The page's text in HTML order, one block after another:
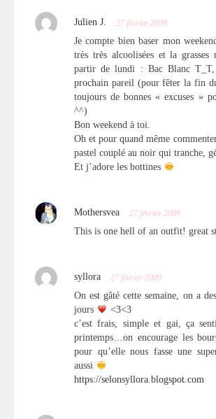
Julien J. 27 février 2009
Je compte bien baser mon
très très alcoolisées et la grasses
partir de lundi : Bac Blanc
prochain pareil (pour fêter la fin
toujours de bonnes « excuses »
^^)
Bon weekend à toi.
Oh et pour quand même
pastel couplé au noir qui tranche,
Et j’adore les bottines
Mothersvea 27 février 2009
This is one hell of an outfit! great
syllora 27 février 2009
On est gâté cette semaine, on a
jours
<3<3
c’est frais, simple et gai, ça
printemps…on encourage les
pour qu’elle nous fasse une
aussi
https://selonsyllora.blogspot.com